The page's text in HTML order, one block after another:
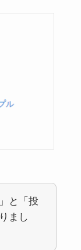
と「投
まし